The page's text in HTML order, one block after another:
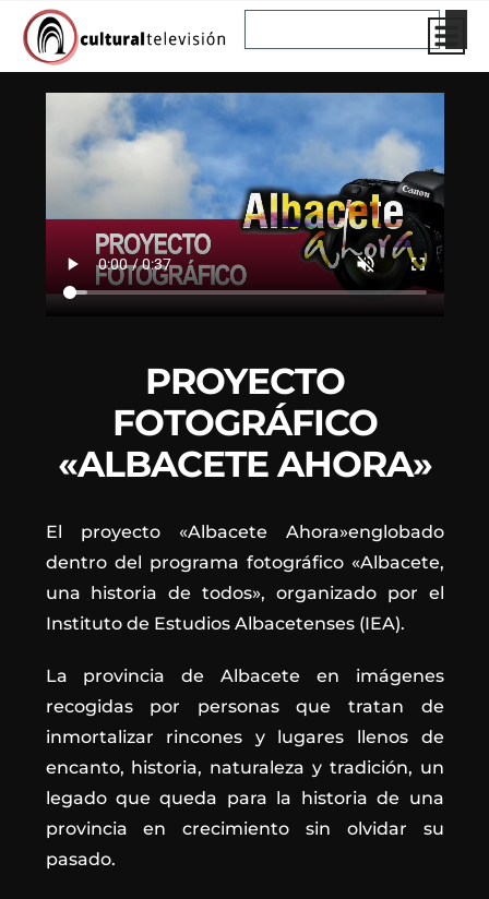
contenido
PROYECTO
FOTOGRÁFICO
«ALBACETE AHORA»
El proyecto «Albacete Ahora»englobado
dentro del programa fotográfico «Albacete,
una historia de todos», organizado por el
Instituto de Estudios Albacetenses (IEA).
La provincia de Albacete en imágenes
recogidas por personas que tratan de
inmortalizar rincones y lugares llenos de
encanto, historia, naturaleza y tradición, un
legado que queda para la historia de una
provincia en crecimiento sin olvidar su
pasado.